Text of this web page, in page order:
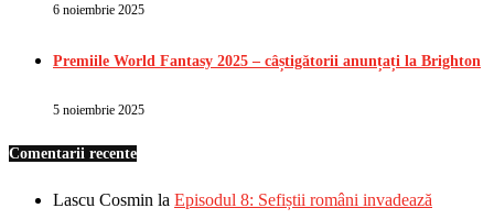
6 noiembrie 2025
Premiile World Fantasy 2025 – câștigătorii anunțați la Brighton
5 noiembrie 2025
Comentarii recente
Lascu Cosmin la Episodul 8: Sefiștii români invadează